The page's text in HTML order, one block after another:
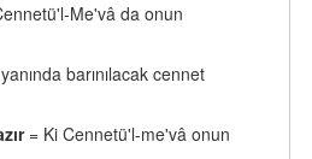
Me'vâ da onun
barınılacak cennet
= Ki Cennetü'l-me'vâ onun